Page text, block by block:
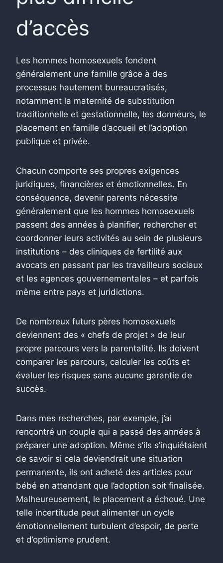
d’accès
Les hommes homosexuels fondent
généralement une famille grâce à des
processus hautement bureaucratisés,
notamment la maternité de substitution
traditionnelle et gestationnelle, les donneurs, le
placement en famille d’accueil et l’adoption
publique et privée.
Chacun comporte ses propres exigences
juridiques, financières et émotionnelles. En
conséquence, devenir parents nécessite
généralement que les hommes homosexuels
passent des années à planifier, rechercher et
coordonner leurs activités au sein de plusieurs
institutions – des cliniques de fertilité aux
avocats en passant par les travailleurs sociaux
et les agences gouvernementales – et parfois
même entre pays et juridictions.
De nombreux futurs pères homosexuels
deviennent des « chefs de projet » de leur
propre parcours vers la parentalité. Ils doivent
comparer les parcours, calculer les coûts et
évaluer les risques sans aucune garantie de
succès.
Dans mes recherches, par exemple, j’ai
rencontré un couple qui a passé des années à
préparer une adoption. Même s’ils s’inquiétaient
de savoir si cela deviendrait une situation
permanente, ils ont acheté des articles pour
bébé en attendant que l’adoption soit finalisée.
Malheureusement, le placement a échoué. Une
telle incertitude peut alimenter un cycle
émotionnellement turbulent d’espoir, de perte
et d’optimisme prudent.